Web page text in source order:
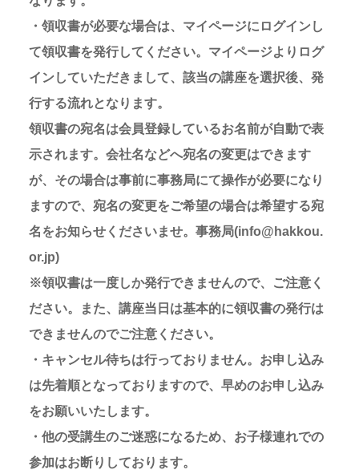
・領収書が必要な場合は、マイページにログインし
て領収書を発行してください。マイページよりログ
インしていただきまして、該当の講座を選択後、発
行する流れとなります。
領収書の宛名は会員登録しているお名前が自動で表
示されます。会社名などへ宛名の変更はできます
が、その場合は事前に事務局にて操作が必要になり
ますので、宛名の変更をご希望の場合は希望する宛
名をお知らせくださいませ。事務局(info@hakkou.
or.jp)
※領収書は一度しか発行できませんので、ご注意く
ださい。また、講座当日は基本的に領収書の発行は
できませんのでご注意ください。
・キャンセル待ちは行っておりません。お申し込み
は先着順となっておりますので、早めのお申し込み
をお願いいたします。
・他の受講生のご迷惑になるため、お子様連れでの
参加はお断りしております。